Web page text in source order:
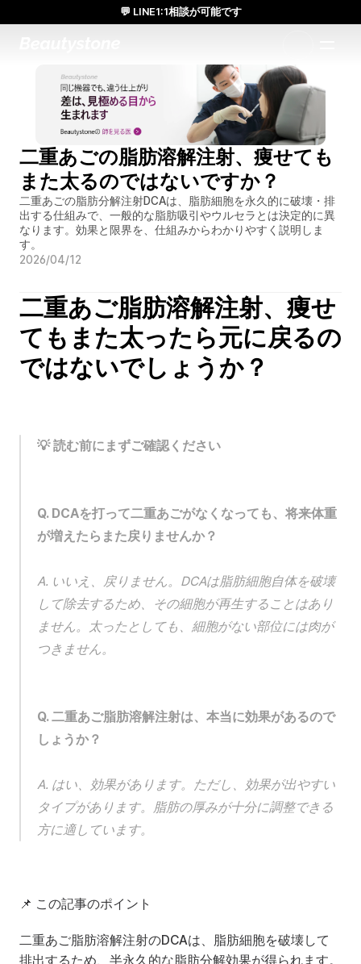
二重あごの脂肪溶解注射、痩せても
また太るのではないですか？
二重あごの脂肪分解注射DCAは、脂肪細胞を永久的に破壊・排
出する仕組みで、一般的な脂肪吸引やウルセラとは決定的に異
なります。効果と限界を、仕組みからわかりやすく説明しま
す。
2026/04/12
二重あご脂肪溶解注射、痩せ
てもまた太ったら元に戻るの
ではないでしょうか？
💡 読む前にまずご確認ください
Q. DCAを打って二重あごがなくなっても、将来体重
が増えたらまた戻りませんか？
A. いいえ、戻りません。DCAは脂肪細胞自体を破壊
して除去するため、その細胞が再生することはあり
ません。太ったとしても、細胞がない部位には肉が
つきません。
Q. 二重あご脂肪溶解注射は、本当に効果があるので
しょうか？
A. はい、効果があります。ただし、効果が出やすい
タイプがあります。脂肪の厚みが十分に調整できる
方に適しています。
📌 この記事のポイント
二重あご脂肪溶解注射のDCAは、脂肪細胞を破壊して
排出するため、半永久的な脂肪分解効果が得られます。
💬 LINE1:1相談が可能です
日本人通訳常駐／お得な体験価格／満足度の高い効果